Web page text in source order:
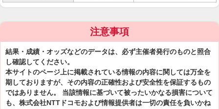
注意事項
結果・成績・オッズなどのデータは、必ず主催者発行のものと照合
し確認してください。
本サイトのページ上に掲載されている情報の内容に関しては万全を
期しておりますが、その内容の正確性および安全性を保証するもの
ではありません。 当該情報に基づいて被ったいかなる損害について
も、株式会社NTTドコモおよび情報提供者は一切の責任を負いかね